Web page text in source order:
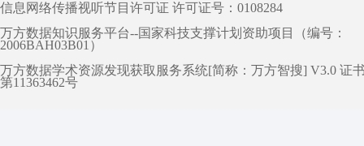
信息网络传播视听节目许可证 许可证号：0108284
万方数据知识服务平台--国家科技支撑计划资助项目（编号：
2006BAH03B01）
万方数据学术资源发现获取服务系统[简称：万方智搜] V3.0 证
第11363462号